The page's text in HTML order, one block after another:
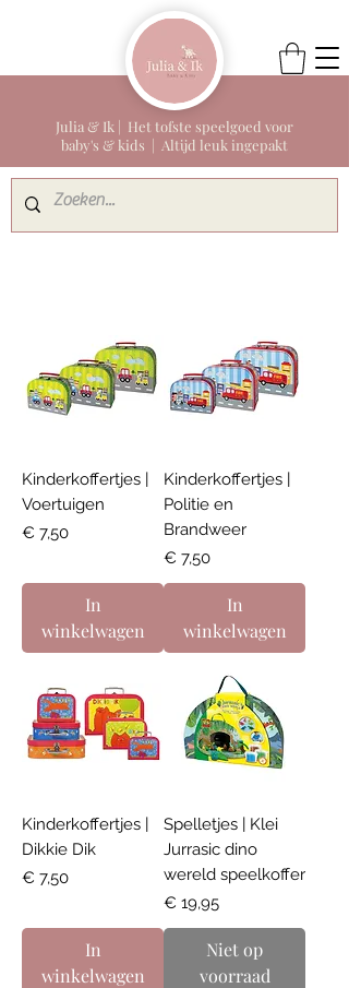
Julia & Ik | Het tofste speelgoed voor
baby's & kids | Altijd leuk ingepakt
Kinderkoffertjes |
Voertuigen
Prijs
€ 7,50
In
winkelwagen
Kinderkoffertjes |
Politie en
Brandweer
Prijs
€ 7,50
In
winkelwagen
Kinderkoffertjes |
Dikkie Dik
Prijs
€ 7,50
In
winkelwagen
Spelletjes | Klei
Jurrasic dino
wereld speelkoffer
Prijs
€ 19,95
Niet op
voorraad